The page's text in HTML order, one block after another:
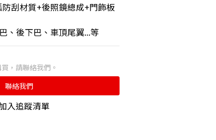
刮材質+後照鏡總成+門飾板
、後下巴、車頂尾翼...等
，請聯絡我們。
聯絡我們
入追蹤清單